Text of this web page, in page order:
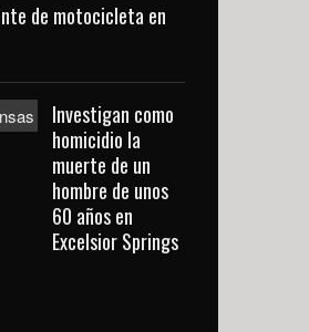
de motocicleta en
Investigan como
homicidio la
muerte de un
hombre de unos
60 años en
Excelsior Springs